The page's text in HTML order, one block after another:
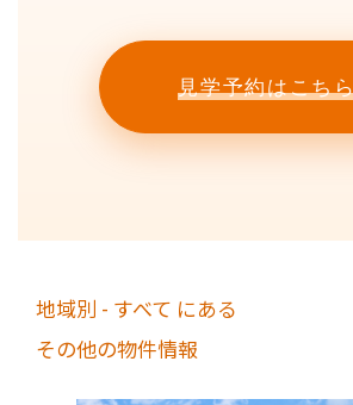
見学予約はこちら
地域別 - すべて にある
その他の物件情報